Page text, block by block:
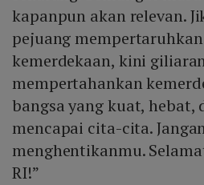
kapanpun akan relevan.
pejuang
kemerdekaan, kini
mempertahankan
bangsa yang kuat, hebat,
mencapai cita-cita.
menghentikanmu.
RI!”